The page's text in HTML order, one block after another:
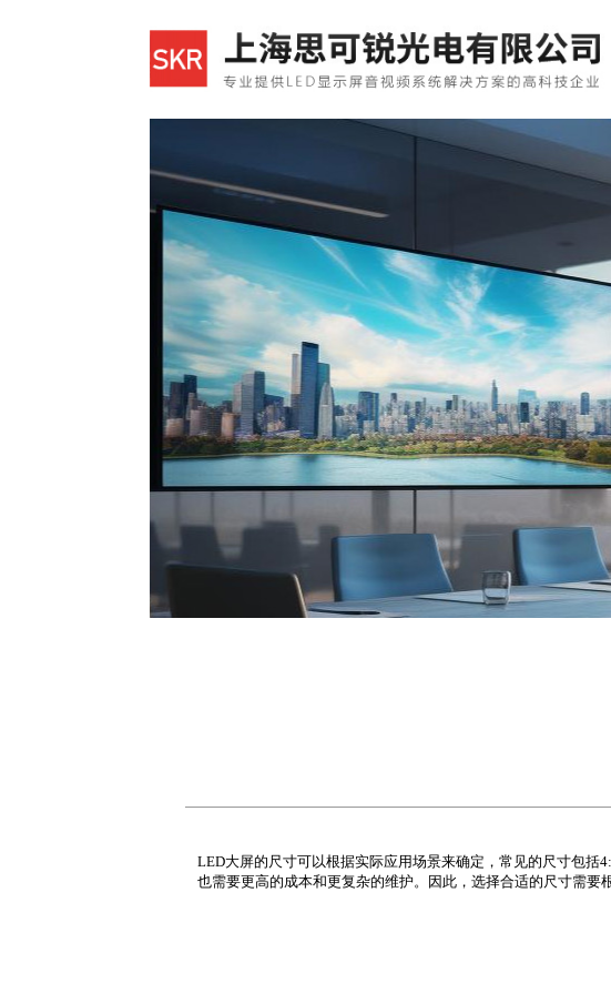
LED大屏的尺寸可以根据实际应用场景来确定，常见的尺寸包
也需要更高的成本和更复杂的维护。因此，选择合适的尺寸需要